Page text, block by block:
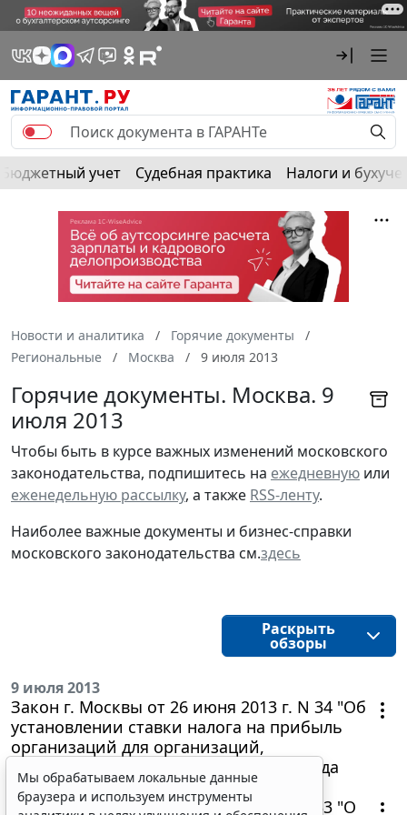
Бюджетный учет Судебная практика Налоги и
Новости и аналитика
Горячие документы
Региональные
Москва 9 июля 2013
Горячие документы. Москва. 9
июля 2013
Чтобы быть в курсе важных изменений московского
законодательства, подпишитесь на ежедневную или
еженедельную рассылку, а также RSS-ленту.
Наиболее важные документы и бизнес-справки
московского законодательства см.здесь
Раскрыть
обзоры
9 июля 2013
Закон г. Москвы от 26 июня 2013 г. N 34 "Об
установлении ставки налога на прибыль
организаций для организаций,
осуществляющих на территории города
Москвы производство автомобилей"
Закон г. Москвы от 26 июня 2013 г. N 33 "О
Мы обрабатываем локальные данные
браузера и используем инструменты